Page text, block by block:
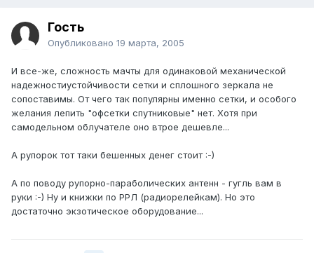
Гость
Опубликовано 19 марта, 2005
И все-же, сложность мачты для одинаковой механической
надежностиустойчивости сетки и сплошного зеркала не
сопоставимы. От чего так популярны именно сетки, и особого
желания лепить "офсетки спутниковые" нет. Хотя при
самодельном облучателе оно втрое дешевле...
А рупорок тот таки бешенных денег стоит :-)
А по поводу рупорно-параболических антенн - гугль вам в
руки :-) Ну и книжки по РРЛ (радиорелейкам). Но это
достаточно экзотическое оборудование...